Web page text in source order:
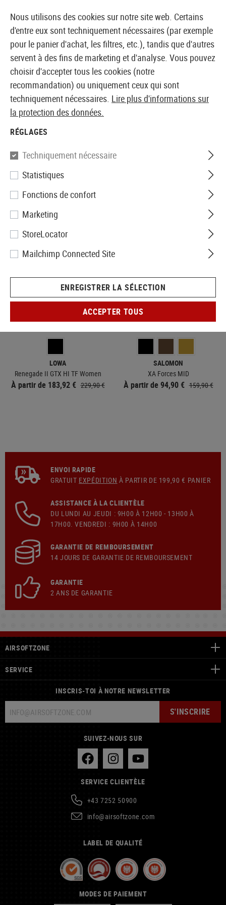
BOUTIQUE ET GROSSISTE EUROPÉEN AIRSOFT
Accueil Vêtements Chaussures Chaussures pour
CHAUSSURES POUR FEMMES
VENTE
EN STOCK
LOWA
Renegade II GTX HI TF Women
À partir de 183,92 € 229,90 €
ACTUELLEMENT NON DISPONIBLE EN
STOCK
SALOMON
XA Forces MID
À partir de 94,90 € 159,90 €
ENVOI RAPIDE
GRATUIT EXPÉDITION À PARTIR DE 199,90 € PANIER
ASSISTANCE À LA CLIENTÈLE
DU LUNDI AU JEUDI : 9H00 À 12H00 - 13H00 À
17H00. VENDREDI : 9H00 À 14H00
GARANTIE DE REMBOURSEMENT
14 JOURS DE GARANTIE DE REMBOURSEMENT
GARANTIE
2 ANS DE GARANTIE
AIRSOFTZONE
SERVICE
INSCRIS-TOI À NOTRE NEWSLETTER
S'INSCRIRE
SUIVEZ-NOUS SUR
SERVICE CLIENTÈLE
+43 7252 50900
info@airsoftzone.com
LABEL DE QUALITÉ
MODES DE PAIEMENT
Nous utilisons des cookies sur notre site web. Certains
d'entre eux sont techniquement nécessaires (par exemple
pour le panier d'achat, les filtres, etc.), tandis que d'autres
servent à des fins de marketing et d'analyse. Vous pouvez
choisir d'accepter tous les cookies (notre
recommandation) ou uniquement ceux qui sont
techniquement nécessaires. Lire plus d'informations sur
la protection des données.
RÉGLAGES
Techniquement nécessaire
Statistiques
Fonctions de confort
Marketing
StoreLocator
Mailchimp Connected Site
ENREGISTRER LA SÉLECTION
ACCEPTER TOUS